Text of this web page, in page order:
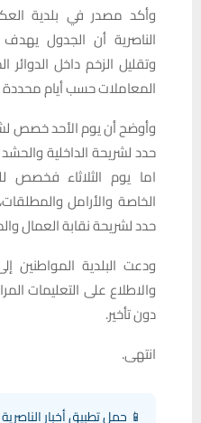
وأكد مصدر في بلدية
الناصرية أن الجدول
وتقليل الزخم داخل الدوائر
المعاملات حسب أيام
وأوضح أن يوم الأحد خصص
حدد لشريحة الداخلية
اما يوم الثلاثاء فخصص
الخاصة والأرامل
حدد لشريحة نقابة العمال
ودعت البلدية المواطنين
والاطلاع على التعليمات
دون تأخير.
انتهى.
📱 حمل تطبيق أخبار